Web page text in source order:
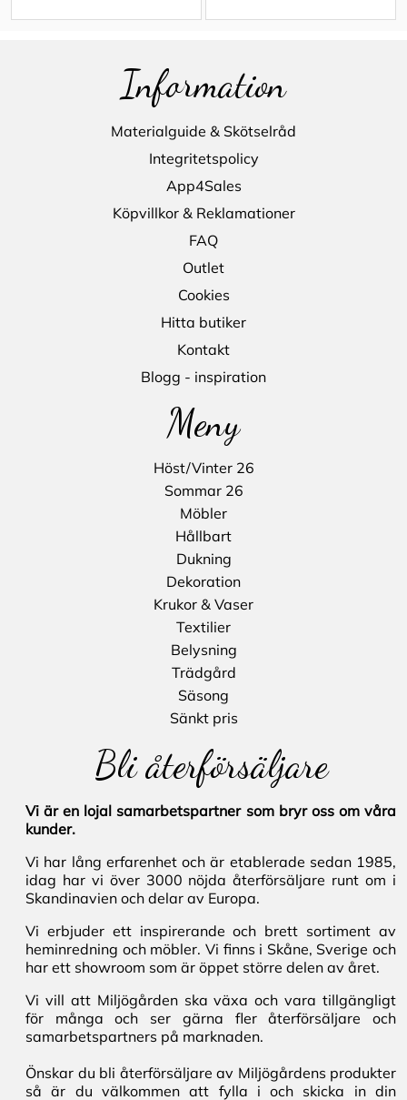
Information
Materialguide & Skötselråd
Integritetspolicy
App4Sales
Köpvillkor & Reklamationer
FAQ
Outlet
Cookies
Hitta butiker
Kontakt
Blogg - inspiration
Meny
Höst/Vinter 26
Sommar 26
Möbler
Hållbart
Dukning
Dekoration
Krukor & Vaser
Textilier
Belysning
Trädgård
Säsong
Sänkt pris
Bli återförsäljare
Vi är en lojal samarbetspartner som bryr oss om våra
kunder.
Vi har lång erfarenhet och är etablerade sedan 1985,
idag har vi över 3000 nöjda återförsäljare runt om i
Skandinavien och delar av Europa.
Vi erbjuder ett inspirerande och brett sortiment av
heminredning och möbler. Vi finns i Skåne, Sverige och
har ett showroom som är öppet större delen av året.
Vi vill att Miljögården ska växa och vara tillgängligt
för många och ser gärna fler återförsäljare och
samarbetspartners på marknaden.
Önskar du bli återförsäljare av Miljögårdens produkter
så är du välkommen att fylla i och skicka in din